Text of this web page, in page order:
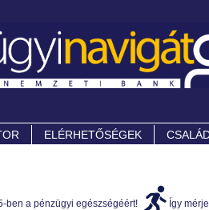
ELÉRHETŐSÉGEK
ben a pénzügyi egészségéért! Így